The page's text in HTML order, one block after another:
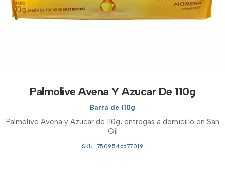
Palmolive Avena Y Azucar De 110g
Barra de 110g
Palmolive Avena y Azucar de 110g, entregas a domicilio en San
Gil
SKU: 7509546677019